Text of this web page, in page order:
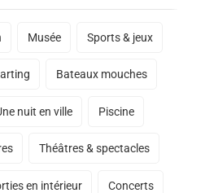
Musée Sports & jeux
Bateaux mouches
nuit en ville Piscine
Théâtres & spectacles
en intérieur Concerts